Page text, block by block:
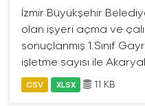
İzmir Büyükşehir
olan işyeri açma ve
sonuçlanmış 1.Sınıf
işletme sayısı ile
CSV XLSX 11 KB